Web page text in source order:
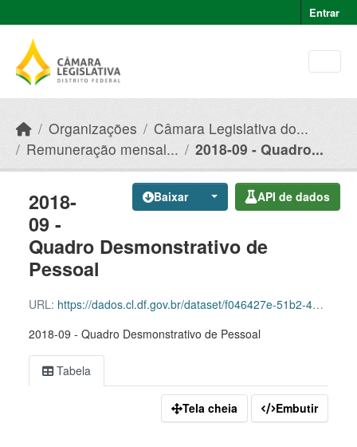
Entrar
Organizações
Câmara Legislativa do...
Remuneração mensal...
2018-09 - Quadro...
Baixar API de dados
2018-
09 -
Quadro Desmonstrativo de
Pessoal
URL: https://dados.cl.df.gov.br/dataset/f046427e-51b2-49e8-afe5-945e82b55ce9/resource/e0fe090e-e507-42a8-804f-baf6f18ef638/download/2018-09-quadro-desmonstrativo-de-pessoal.csv
2018-09 - Quadro Desmonstrativo de Pessoal
Tabela
Tela cheia Embutir